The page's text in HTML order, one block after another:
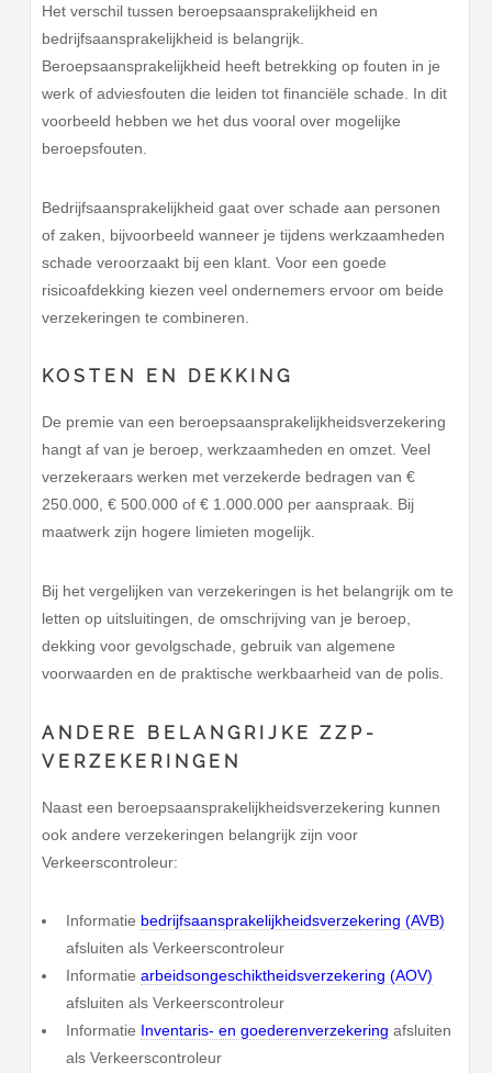
Het verschil tussen beroepsaansprakelijkheid en
bedrijfsaansprakelijkheid is belangrijk.
Beroepsaansprakelijkheid heeft betrekking op fouten in je
werk of adviesfouten die leiden tot financiële schade. In dit
voorbeeld hebben we het dus vooral over mogelijke
beroepsfouten.
Bedrijfsaansprakelijkheid gaat over schade aan personen
of zaken, bijvoorbeeld wanneer je tijdens werkzaamheden
schade veroorzaakt bij een klant. Voor een goede
risicoafdekking kiezen veel ondernemers ervoor om beide
verzekeringen te combineren.
KOSTEN EN DEKKING
De premie van een beroepsaansprakelijkheidsverzekering
hangt af van je beroep, werkzaamheden en omzet. Veel
verzekeraars werken met verzekerde bedragen van €
250.000, € 500.000 of € 1.000.000 per aanspraak. Bij
maatwerk zijn hogere limieten mogelijk.
Bij het vergelijken van verzekeringen is het belangrijk om te
letten op uitsluitingen, de omschrijving van je beroep,
dekking voor gevolgschade, gebruik van algemene
voorwaarden en de praktische werkbaarheid van de polis.
ANDERE BELANGRIJKE ZZP-
VERZEKERINGEN
Naast een beroepsaansprakelijkheidsverzekering kunnen
ook andere verzekeringen belangrijk zijn voor
Verkeerscontroleur:
Informatie bedrijfsaansprakelijkheidsverzekering (AVB)
afsluiten als Verkeerscontroleur
Informatie arbeidsongeschiktheidsverzekering (AOV)
afsluiten als Verkeerscontroleur
Informatie Inventaris- en goederenverzekering afsluiten
als Verkeerscontroleur